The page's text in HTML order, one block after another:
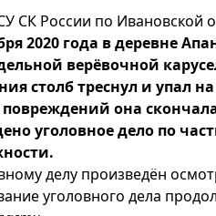
СК России по Ивановской
2020 года в деревне
верёвочной
столб треснул и упал
повреждений она
уголовное дело по
делу произведён
уголовного дела